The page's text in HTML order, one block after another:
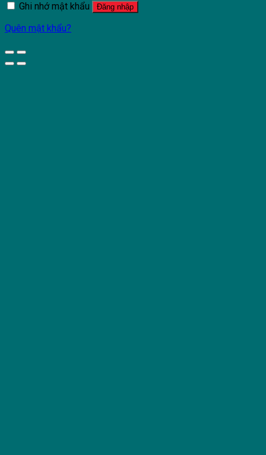
Ghi nhớ mật khẩu
Đăng nhập
Quên mật khẩu?